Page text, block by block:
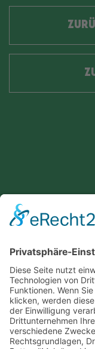
Telefon: 0731 /